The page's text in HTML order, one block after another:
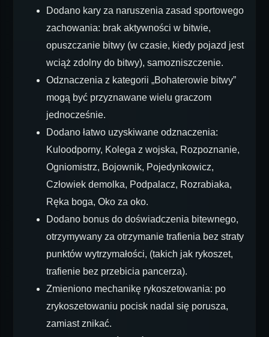
Dodano kary za naruszenia zasad sportowego
zachowania: brak aktywności w bitwie,
opuszczanie bitwy (w czasie, kiedy pojazd jest
wciąż zdolny do bitwy), samozniszczenie.
Odznaczenia z kategorii „Bohaterowie bitwy”
mogą być przyznawane wielu graczom
jednocześnie.
Dodano łatwo uzyskiwane odznaczenia:
Kuloodporny, Kolega z wojska, Rozpoznanie,
Ogniomistrz, Bojownik, Pojedynkowicz,
Człowiek demolka, Podpalacz, Rozrabiaka,
Ręka boga, Oko za oko.
Dodano bonus do doświadczenia bitewnego,
otrzymywany za otrzymanie trafienia bez straty
punktów wytrzymałości, (takich jak rykoszet,
trafienie bez przebicia pancerza).
Zmieniono mechanikę rykoszetowania: po
zrykoszetowaniu pocisk nadal się porusza,
zamiast znikać.